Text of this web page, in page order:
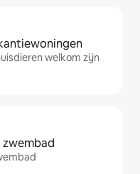
welkom zijn